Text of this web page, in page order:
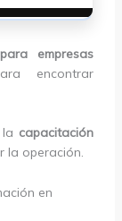
empresas
encontrar
capacitación
la operación.
en